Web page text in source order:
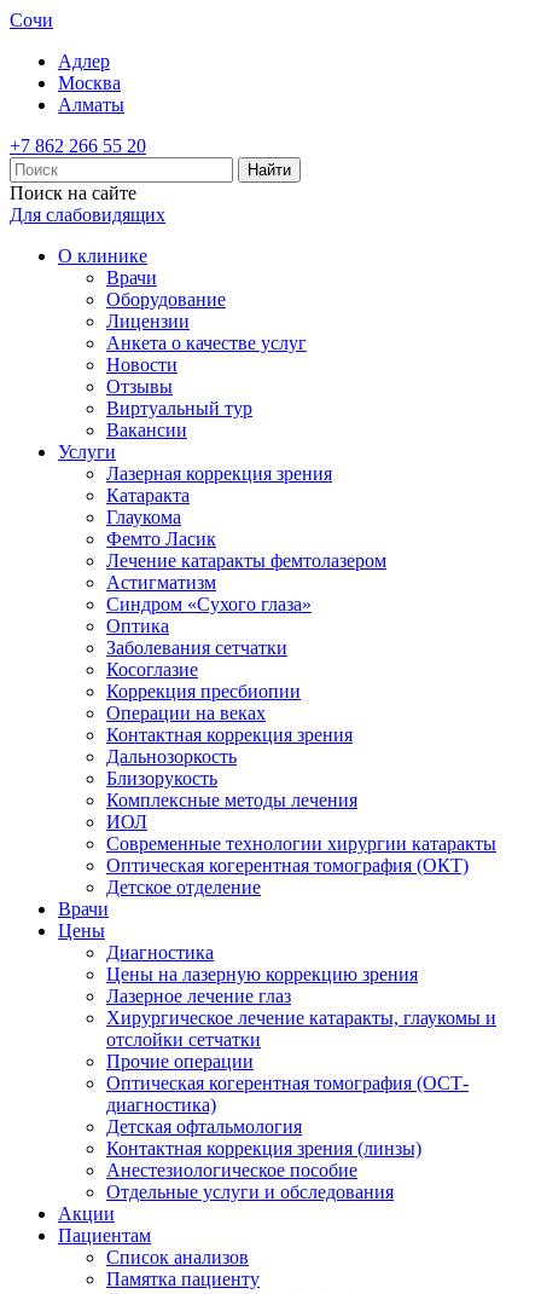
Сочи
Адлер
Москва
Алматы
+7 862 266 55 20
Найти
Поиск на сайте
Для слабовидящих
О клинике
Врачи
Оборудование
Лицензии
Анкета о качестве услуг
Новости
Отзывы
Виртуальный тур
Вакансии
Услуги
Лазерная коррекция зрения
Катаракта
Глаукома
Фемто Ласик
Лечение катаракты фемтолазером
Астигматизм
Синдром «Сухого глаза»
Оптика
Заболевания сетчатки
Косоглазие
Коррекция пресбиопии
Операции на веках
Контактная коррекция зрения
Дальнозоркость
Близорукость
Комплексные методы лечения
ИОЛ
Современные технологии хирургии катаракты
Оптическая когерентная томография (ОКТ)
Детское отделение
Врачи
Цены
Диагностика
Цены на лазерную коррекцию зрения
Лазерное лечение глаз
Хирургическое лечение катаракты, глаукомы и
отслойки сетчатки
Прочие операции
Оптическая когерентная томография (ОСТ-
диагностика)
Детская офтальмология
Контактная коррекция зрения (линзы)
Анестезиологическое пособие
Отдельные услуги и обследования
Акции
Пациентам
Список анализов
Памятка пациенту